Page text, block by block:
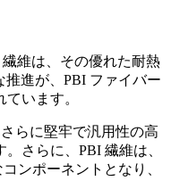
維は、その優れた耐熱
進が、PBI ファイバー
います。
らに堅牢で汎用性の高
さらに、PBI 繊維は、
ンポーネントとなり、